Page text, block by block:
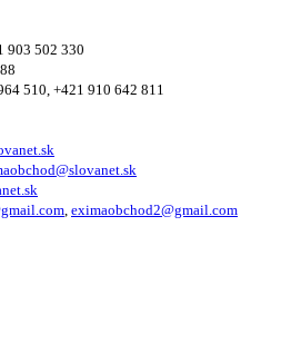
903 502 330
510, +421 910 642 811
, eximaobchod2@gmail.com